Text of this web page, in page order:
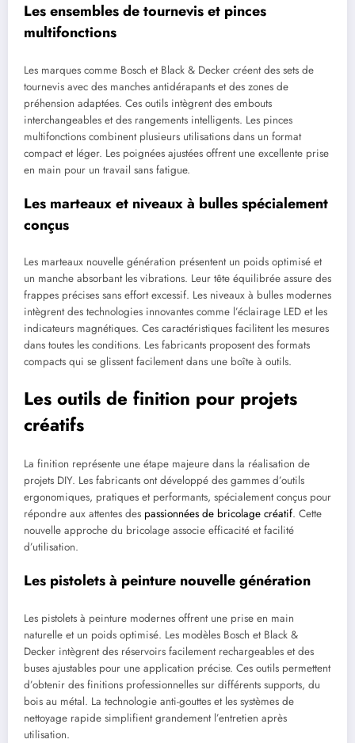
Les ensembles de tournevis et pinces
multifonctions
Les marques comme Bosch et Black & Decker créent des sets de
tournevis avec des manches antidérapants et des zones de
préhension adaptées. Ces outils intègrent des embouts
interchangeables et des rangements intelligents. Les pinces
multifonctions combinent plusieurs utilisations dans un format
compact et léger. Les poignées ajustées offrent une excellente prise
en main pour un travail sans fatigue.
Les marteaux et niveaux à bulles spécialement
conçus
Les marteaux nouvelle génération présentent un poids optimisé et
un manche absorbant les vibrations. Leur tête équilibrée assure des
frappes précises sans effort excessif. Les niveaux à bulles modernes
intègrent des technologies innovantes comme l’éclairage LED et les
indicateurs magnétiques. Ces caractéristiques facilitent les mesures
dans toutes les conditions. Les fabricants proposent des formats
compacts qui se glissent facilement dans une boîte à outils.
Les outils de finition pour projets
créatifs
La finition représente une étape majeure dans la réalisation de
projets DIY. Les fabricants ont développé des gammes d’outils
ergonomiques, pratiques et performants, spécialement conçus pour
répondre aux attentes des passionnées de bricolage créatif. Cette
nouvelle approche du bricolage associe efficacité et facilité
d’utilisation.
Les pistolets à peinture nouvelle génération
Les pistolets à peinture modernes offrent une prise en main
naturelle et un poids optimisé. Les modèles Bosch et Black &
Decker intègrent des réservoirs facilement rechargeables et des
buses ajustables pour une application précise. Ces outils permettent
d’obtenir des finitions professionnelles sur différents supports, du
bois au métal. La technologie anti-gouttes et les systèmes de
nettoyage rapide simplifient grandement l’entretien après
utilisation.